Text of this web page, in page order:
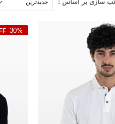
سازی بر اساس :
30%